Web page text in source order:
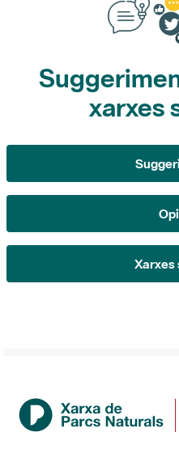
xarxes
Xarxes
Institució